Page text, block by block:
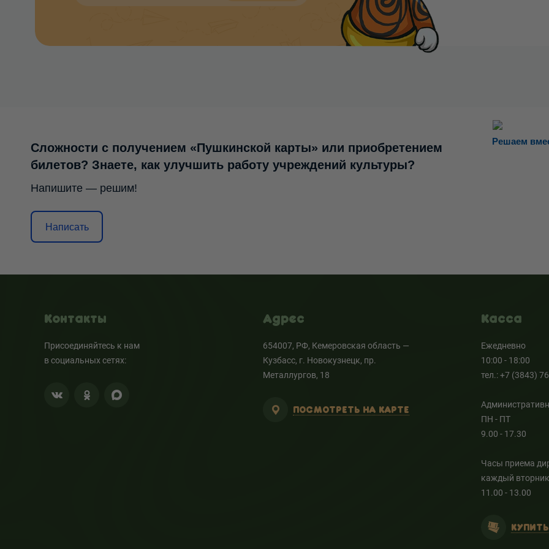
Решаем
Сложности с получением «Пушкинской карты» или приобретением
билетов? Знаете, как улучшить работу учреждений культуры?
Напишите — решим!
Написать
Контакты
Присоединяйтесь к нам
в социальных сетях:
Адрес
654007, РФ, Кемеровская область —
Кузбасс, г. Новокузнецк, пр.
Металлургов, 18
ПОСМОТРЕТЬ НА КАРТЕ
Касса
Ежедневно
10:00 - 18:00
тел.: +7 (3843)
ПН - ПТ
9.00 - 17.30
Часы приема
каждый
11.00 - 13.00